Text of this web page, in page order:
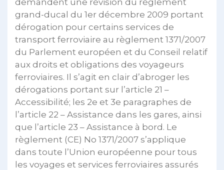
demandent une révision du règlement
grand-ducal du 1er décembre 2009 portant
dérogation pour certains services de
transport ferroviaire au règlement 1371/2007
du Parlement européen et du Conseil relatif
aux droits et obligations des voyageurs
ferroviaires. Il s’agit en clair d’abroger les
dérogations portant sur l’article 21 –
Accessibilité; les 2e et 3e paragraphes de
l’article 22 – Assistance dans les gares, ainsi
que l’article 23 – Assistance à bord. Le
règlement (CE) No 1371/2007 s’applique
dans toute l’Union européenne pour tous
les voyages et services ferroviaires assurés